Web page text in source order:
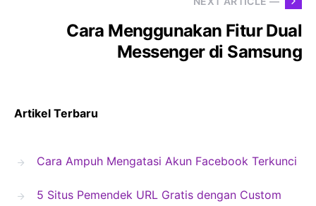
Cara Menggunakan Fitur Dual
Messenger di Samsung
Artikel Terbaru
Cara Ampuh Mengatasi Akun Facebook Terkunci
5 Situs Pemendek URL Gratis dengan Custom